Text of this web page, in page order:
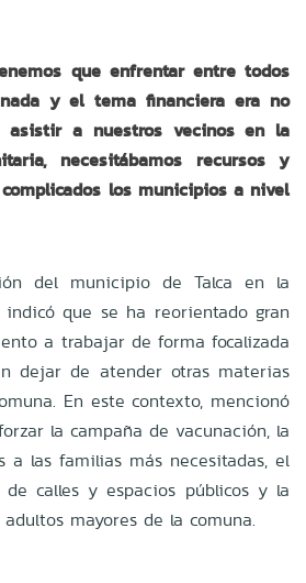
que enfrentar entre todos
y el tema financiera era no
asistir a nuestros vecinos en la
necesitábamos recursos y
los municipios a nivel
del municipio de Talca en la
indicó que se ha reorientado gran
a trabajar de forma focalizada
dejar de atender otras materias
En este contexto, mencionó
la campaña de vacunación, la
a las familias más necesitadas, el
calles y espacios públicos y la
mayores de la comuna.